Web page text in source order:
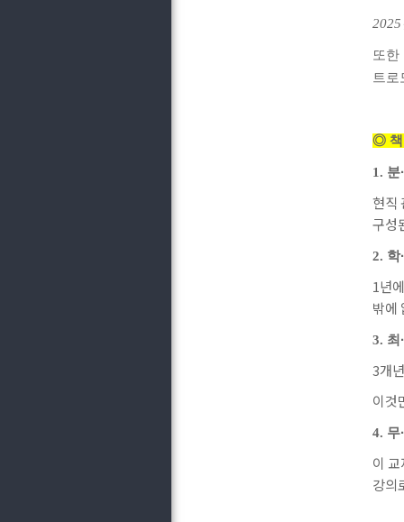
2025
또한
트로
◎ 책
1. 분∙
현직
구성
2. 학∙
1년
밖에
3. 최 ∙
3개
이것
4. 무∙
이
강의